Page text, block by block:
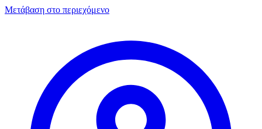
Μετάβαση στο περιεχόμενο